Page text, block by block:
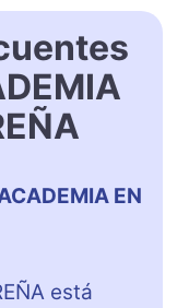
EN
está